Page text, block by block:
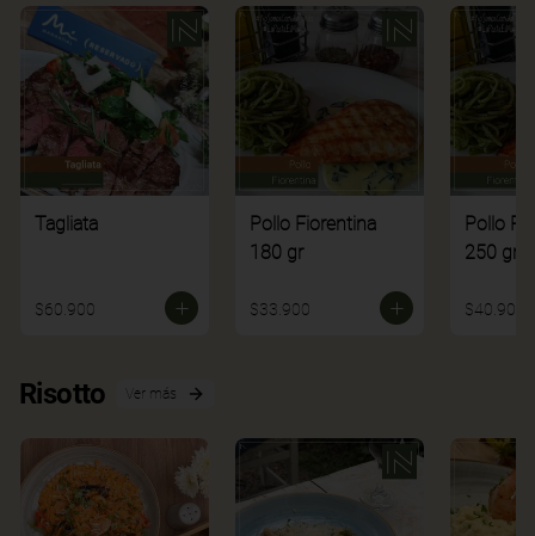
Tagliata
$60.900
Pollo Fiorentina
180 gr
$33.900
Pollo
250 gr
$40.900
Risotto Ver más